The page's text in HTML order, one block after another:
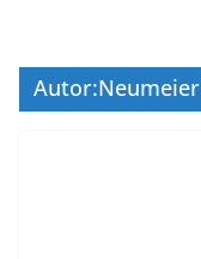
Autor:Neumeier